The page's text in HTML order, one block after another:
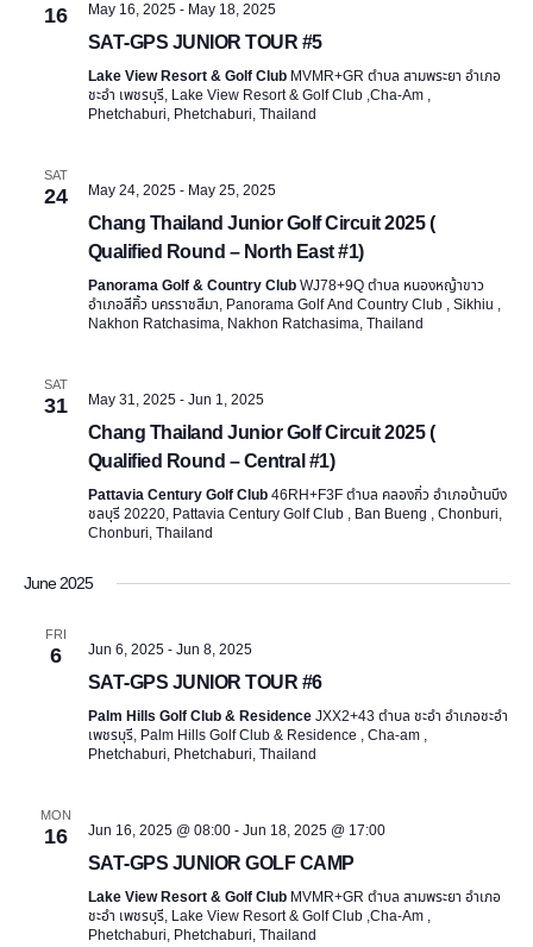
n
16 May 16, 2025- May 18, 2025
SAT-GPS JUNIOR TOUR #5
Lake View Resort & Golf Club MVMR+GR ตำบล สามพระยา อำเภอ
ชะอำ เพชรบุรี, Lake View Resort & Golf Club ,Cha-Am ,
Phetchaburi, Phetchaburi, Thailand
SAT
24 May 24, 2025- May 25, 2025
Chang Thailand Junior Golf Circuit 2025 (
Qualified Round – North East #1)
Panorama Golf & Country ClubWJ78+9Q ตำบล หนองหญ้าขาว
อำเภอสีคิ้ว นครราชสีมา, Panorama Golf And Country Club , Sikhiu ,
Nakhon Ratchasima, Nakhon Ratchasima, Thailand
SAT
31 May 31, 2025-Jun 1, 2025
Chang Thailand Junior Golf Circuit 2025 (
Qualified Round – Central #1)
Pattavia Century Golf Club46RH+F3F ตำบล คลองกิ่ว อำเภอบ้านบึง
ชลบุรี 20220, Pattavia Century Golf Club , Ban Bueng , Chonburi,
Chonburi, Thailand
June 2025
FRI
6 Jun 6, 2025-Jun 8, 2025
SAT-GPS JUNIOR TOUR #6
Palm Hills Golf Club & ResidenceJXX2+43 ตำบล ชะอำ อำเภอชะอำ
เพชรบุรี, Palm Hills Golf Club & Residence , Cha-am ,
Phetchaburi, Phetchaburi, Thailand
MON
16 Jun 16, 2025 @ 08:00-Jun 18, 2025 @ 17:00
SAT-GPS JUNIOR GOLF CAMP
Lake View Resort & Golf Club MVMR+GR ตำบล สามพระยา อำเภอ
ชะอำ เพชรบุรี, Lake View Resort & Golf Club ,Cha-Am ,
Phetchaburi, Phetchaburi, Thailand